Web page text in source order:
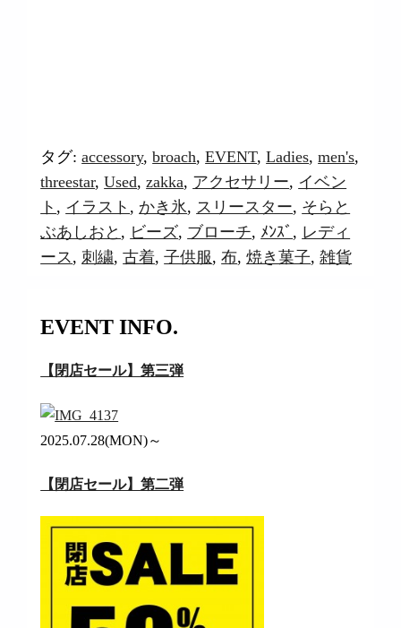
タグ:accessory,broach,EVENT,Ladies,men's,
threestar,Used,zakka, アクセサリー, イベン
ト , イラスト ,かき氷, スリースター, そらと
ぶあしおと , ビーズ, ブローチ, ﾒﾝｽﾞ , レディ
ース , 刺繍,古着,子供服,布,焼き菓子,雑貨
EVENT INFO.
【閉店セール】第三弾
2025.07.28(MON)～
【閉店セール】第二弾